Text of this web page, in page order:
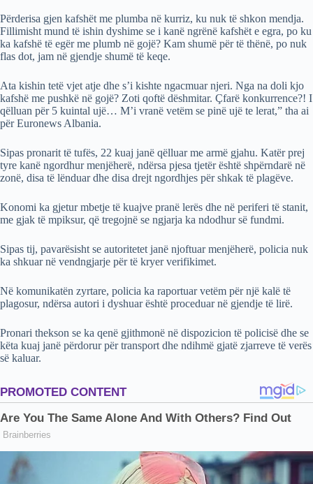
Përderisa gjen kafshët me plumba në kurriz, ku nuk të shkon mendja.
Fillimisht mund të ishin dyshime se i kanë ngrënë kafshët e egra, po ku
ka kafshë të egër me plumb në gojë? Kam shumë për të thënë, po nuk
flas dot, jam në gjendje shumë të keqe.
Ata kishin tetë vjet atje dhe s’i kishte ngacmuar njeri. Nga na doli kjo
kafshë me pushkë në gojë? Zoti qoftë dëshmitar. Çfarë konkurrence?! I
qëlluan për 5 kuintal ujë… M’i vranë vetëm se pinë ujë te lerat,” tha ai
për Euronews Albania.
Sipas pronarit të tufës, 22 kuaj janë qëlluar me armë gjahu. Katër prej
tyre kanë ngordhur menjëherë, ndërsa pjesa tjetër është shpërndarë në
zonë, disa të lënduar dhe disa drejt ngordhjes për shkak të plagëve.
Konomi ka gjetur mbetje të kuajve pranë lerës dhe në periferi të stanit,
me gjak të mpiksur, që tregojnë se ngjarja ka ndodhur së fundmi.
Sipas tij, pavarësisht se autoritetet janë njoftuar menjëherë, policia nuk
ka shkuar në vendngjarje për të kryer verifikimet.
Në komunikatën zyrtare, policia ka raportuar vetëm për një kalë të
plagosur, ndërsa autori i dyshuar është proceduar në gjendje të lirë.
Pronari thekson se ka qenë gjithmonë në dispozicion të policisë dhe se
këta kuaj janë përdorur për transport dhe ndihmë gjatë zjarreve të verës
së kaluar.